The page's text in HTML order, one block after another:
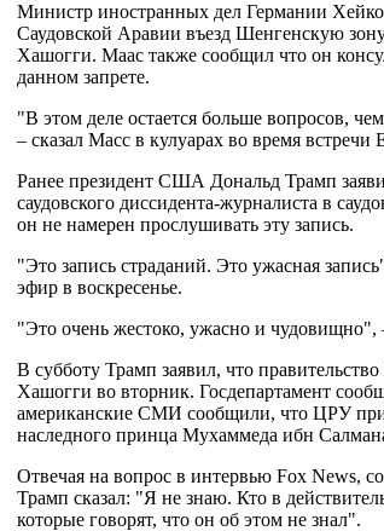
Министр иностранных дел Германии
Саудовской Аравии въезд Шенгенскую
Хашогги. Маас также сообщил что он
данном запрете.
"В этом деле остается больше вопросов,
– сказал Масс в кулуарах во время
Ранее президент США Дональд Трамп
саудовского диссидента-журналиста в
он не намерен прослушивать эту запись.
"Это запись страданий. Это ужасная
эфир в воскресенье.
"Это очень жестоко, ужасно и чудовищно",
В субботу Трамп заявил, что
Хашогги во вторник. Госдепартамент
американские СМИ сообщили, что ЦРУ
наследного принца Мухаммеда ибн
Отвечая на вопрос в интервью Fox News,
Трамп сказал: "Я не знаю. Кто в
которые говорят, что он об этом не знал".